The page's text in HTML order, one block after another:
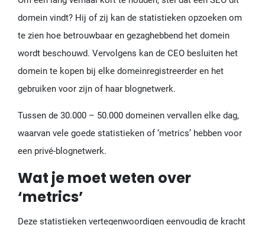
domein vindt? Hij of zij kan de statistieken opzoeken om
te zien hoe betrouwbaar en gezaghebbend het domein
wordt beschouwd. Vervolgens kan de CEO besluiten het
domein te kopen bij elke domeinregistreerder en het
gebruiken voor zijn of haar blognetwerk.
Tussen de 30.000 – 50.000 domeinen vervallen elke dag,
waarvan vele goede statistieken of ‘metrics’ hebben voor
een privé-blognetwerk.
Wat je moet weten over
‘metrics’
Deze statistieken vertegenwoordigen eenvoudig de kracht